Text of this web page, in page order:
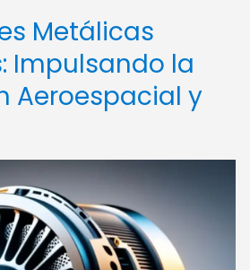
Metálicas
Impulsando la
Aeroespacial y